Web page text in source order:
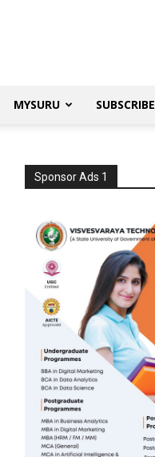
MYSURU SUBSCRIBE
Sponsor Ads 1